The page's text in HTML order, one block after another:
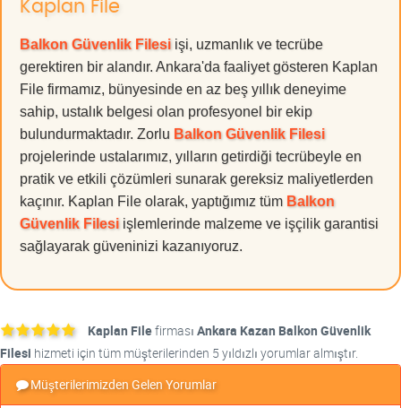
Kaplan File
Balkon Güvenlik Filesi işi, uzmanlık ve tecrübe
gerektiren bir alandır. Ankara'da faaliyet gösteren Kaplan
File firmamız, bünyesinde en az beş yıllık deneyime
sahip, ustalık belgesi olan profesyonel bir ekip
bulundurmaktadır. Zorlu Balkon Güvenlik Filesi
projelerinde ustalarımız, yılların getirdiği tecrübeyle en
pratik ve etkili çözümleri sunarak gereksiz maliyetlerden
kaçınır. Kaplan File olarak, yaptığımız tüm Balkon
Güvenlik Filesi işlemlerinde malzeme ve işçilik garantisi
sağlayarak güveninizi kazanıyoruz.
Kaplan Filefirması Ankara Kazan Balkon Güvenlik
Filesi hizmeti için tüm müşterilerinden 5 yıldızlı yorumlar almıştır.
Müşterilerimizden Gelen Yorumlar